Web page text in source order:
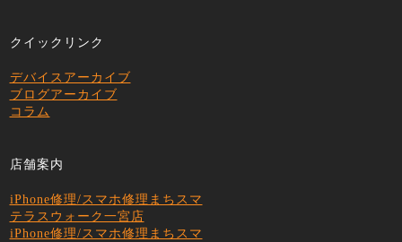
クイックリンク
デバイスアーカイブ
ブログアーカイブ
コラム
店舗案内
iPhone修理/スマホ修理まちスマ
テラスウォーク一宮店
iPhone修理/スマホ修理まちスマ